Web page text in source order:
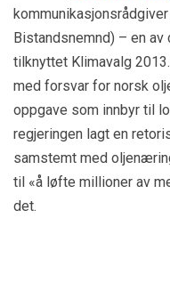
Bistandsnemnd) – en
tilknyttet Klimavalg
med forsvar for norsk
oppgave som innbyr til
regjeringen lagt en
samstemt med
til «å løfte millioner av
det.